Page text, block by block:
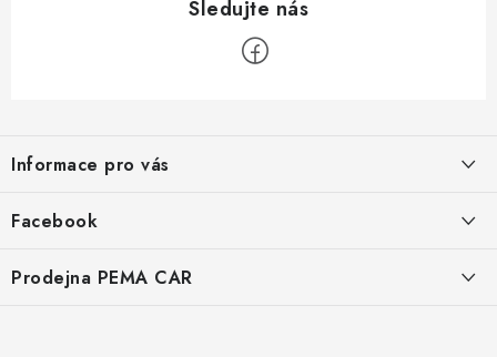
p
a
Informace pro vás
Facebook
Prodejna PEMA CAR